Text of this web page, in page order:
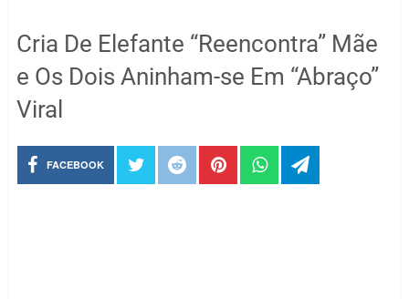
Cria De Elefante “Reencontra” Mãe
e Os Dois Aninham-se Em “Abraço”
Viral
FACEBOOK